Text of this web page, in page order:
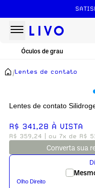
Óculos de grau
/Lentes de contato
Lentes de contato
R$ 341,28 À VISTA
R$ 359,24 | ou 7x de R$
Converta sua
Olho Direito